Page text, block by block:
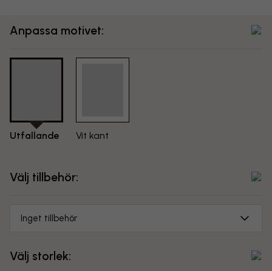
Anpassa motivet:
Utfallande Vit kant
Välj tillbehör:
Inget tillbehör
Välj storlek: